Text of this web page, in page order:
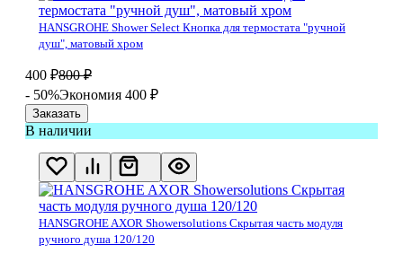
HANSGROHE Shower Select Кнопка для термостата "ручной
душ", матовый хром
400 ₽800 ₽
- 50%Экономия 400 ₽
Заказать
В наличии
HANSGROHE AXOR Showersolutions Скрытая часть модуля
ручного душа 120/120